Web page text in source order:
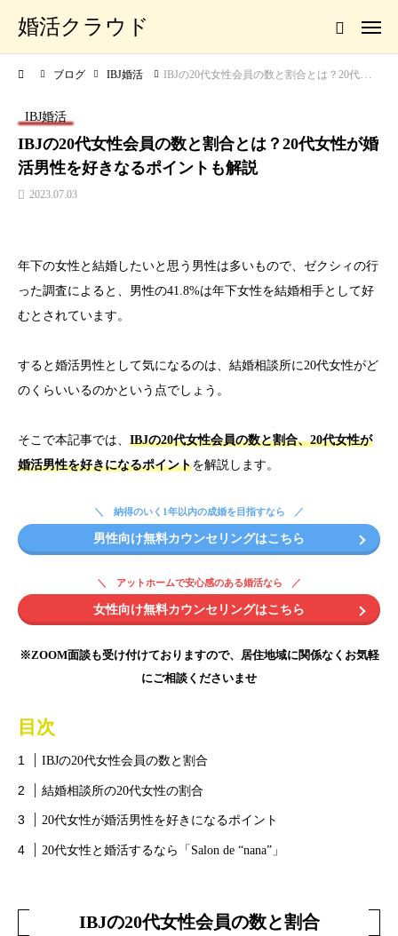
婚活クラウド
ブログ IBJ婚活 IBJの20代女性会員の数と割合とは？20代女性が婚活男性を好きなるポイントも解説
IBJ婚活
IBJの20代女性会員の数と割合とは？20代女性が婚
活男性を好きなるポイントも解説
2023.07.03
年下の女性と結婚したいと思う男性は多いもので、ゼクシィの行
った調査によると、男性の41.8%は年下女性を結婚相手として好
むとされています。
すると婚活男性として気になるのは、結婚相談所に20代女性がど
のくらいいるのかという点でしょう。
そこで本記事では、 IBJの20代女性会員の数と割合、20代女性が
婚活男性を好きになるポイントを解説します。
納得のいく1年以内の成婚を目指すなら
男性向け無料カウンセリングはこちら
アットホームで安心感のある婚活なら
女性向け無料カウンセリングはこちら
※ZOOM面談も受け付けておりますので、居住地域に関係なくお気軽
にご相談くださいませ
目次
IBJの20代女性会員の数と割合
結婚相談所の20代女性の割合
20代女性が婚活男性を好きになるポイント
20代女性と婚活するなら「Salon de “nana”」
IBJの20代女性会員の数と割合